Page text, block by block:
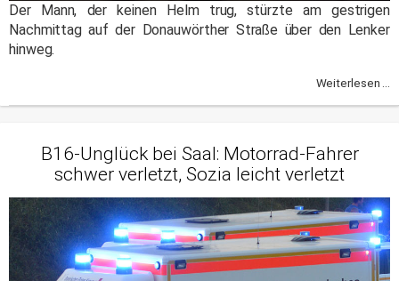
Der Mann, der keinen Helm trug, stürzte am gestrigen
Nachmittag auf der Donauwörther Straße über den Lenker
hinweg.
Weiterlesen ...
B16-Unglück bei Saal: Motorrad-Fahrer
schwer verletzt, Sozia leicht verletzt